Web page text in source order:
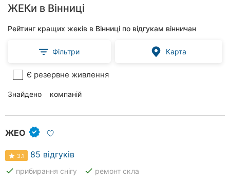
ЖЕКи в Вінниці
Рейтинг кращих жеків в Вінниці по відгукам вінничан
Фільтри Карта
Є резервне живлення
Знайдено 21компаній
ЖЕО
3.1 85 відгуків
done прибирання снігу done ремонт скла